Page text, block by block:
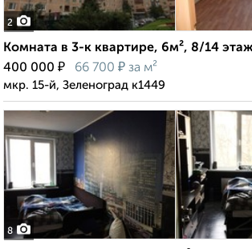
2
Комната в 3-к квартире, 6м², 8/14
400 000 ₽ 66 700 ₽ за м²
мкр. 15-й, Зеленоград к1449
8